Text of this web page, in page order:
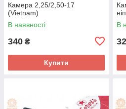
Камера 2,25/2,50-17
(Vietnam)
В наявності
340 ₴
Купити
В